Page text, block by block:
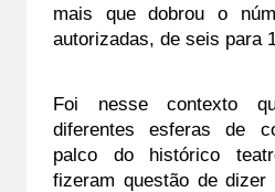
mais que dobrou o
autorizadas, de seis para
Foi nesse contexto
diferentes esferas de
palco do histórico
fizeram questão de dizer